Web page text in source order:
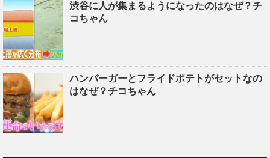
渋谷に人が集まるようになったのはなぜ？チ
コちゃん
ハンバーガーとフライドポテトがセットなの
はなぜ？チコちゃん